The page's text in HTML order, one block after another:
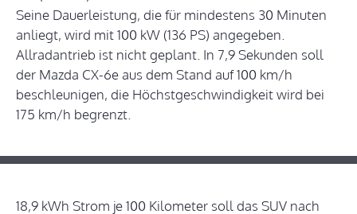
Seine Dauerleistung, die für mindestens 30 Minuten
anliegt, wird mit 100 kW (136 PS) angegeben.
Allradantrieb ist nicht geplant. In 7,9 Sekunden soll
der Mazda CX-6e aus dem Stand auf 100 km/h
beschleunigen, die Höchstgeschwindigkeit wird bei
175 km/h begrenzt.
18,9 kWh Strom je 100 Kilometer soll das SUV nach